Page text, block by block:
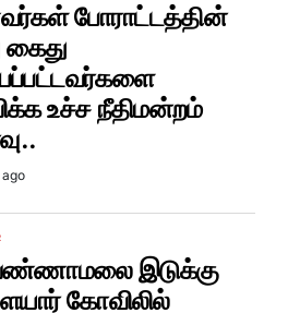
போராட்டத்தின்
கைது
உச்ச நீதிமன்றம்
இடுக்கு
கோவிலில்